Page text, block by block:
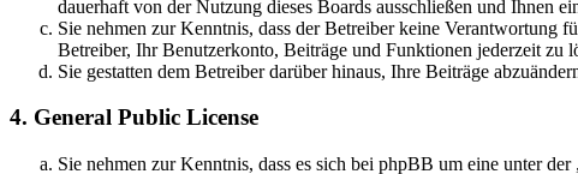
dauerhaft von der Nutzung dieses Boards ausschließen und Ihnen
Sie nehmen zur Kenntnis, dass der Betreiber keine Verantwortung
Betreiber, Ihr Benutzerkonto, Beiträge und Funktionen jederzeit zu
Sie gestatten dem Betreiber darüber hinaus, Ihre Beiträge
4. General Public License
Sie nehmen zur Kenntnis, dass es sich bei phpBB um eine unter der